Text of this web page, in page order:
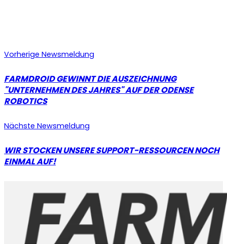
Vorherige Newsmeldung
FARMDROID GEWINNT DIE AUSZEICHNUNG
"UNTERNEHMEN DES JAHRES" AUF DER ODENSE
ROBOTICS
Nächste Newsmeldung
WIR STOCKEN UNSERE SUPPORT-RESSOURCEN NOCH
EINMAL AUF!